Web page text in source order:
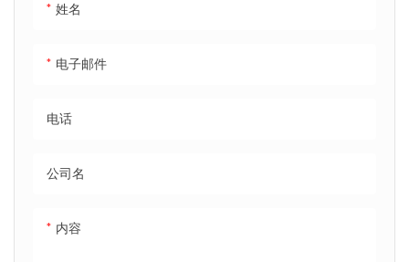
姓名
电子邮件
电话
公司名
内容
业部署经验，这种无人值守的设
出三倍的用户互动。您将了解到
Funsbooth原生人脸融合软件
我们深入了解这款自动化体验系